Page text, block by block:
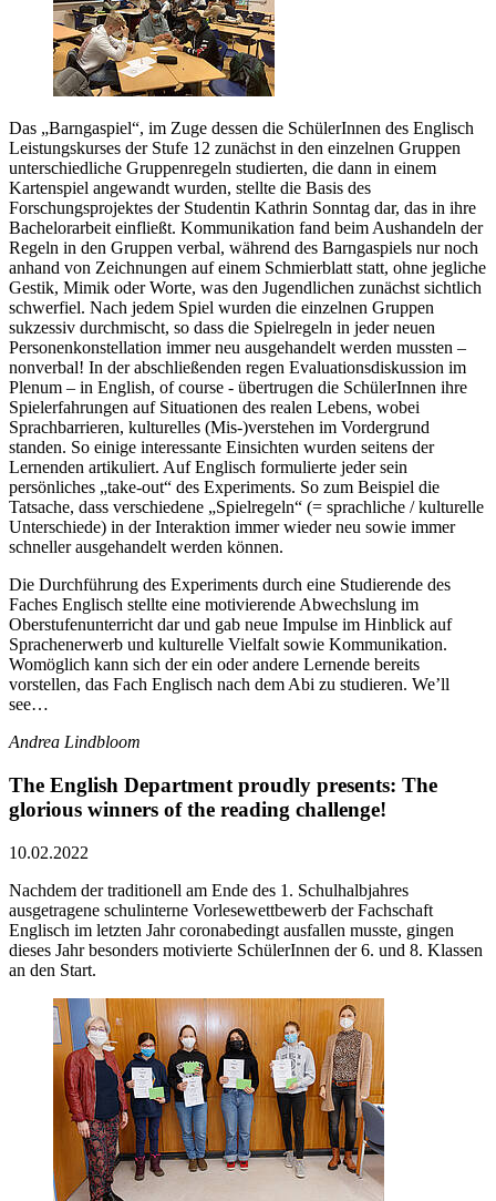
Das „Barngaspiel“, im Zuge dessen die SchülerInnen des Englisch
Leistungskurses der Stufe 12 zunächst in den einzelnen Gruppen
unterschiedliche Gruppenregeln studierten, die dann in einem
Kartenspiel angewandt wurden, stellte die Basis des
Forschungsprojektes der Studentin Kathrin Sonntag dar, das in ihre
Bachelorarbeit einfließt. Kommunikation fand beim Aushandeln der
Regeln in den Gruppen verbal, während des Barngaspiels nur noch
anhand von Zeichnungen auf einem Schmierblatt statt, ohne jegliche
Gestik, Mimik oder Worte, was den Jugendlichen zunächst sichtlich
schwerfiel. Nach jedem Spiel wurden die einzelnen Gruppen
sukzessiv durchmischt, so dass die Spielregeln in jeder neuen
Personenkonstellation immer neu ausgehandelt werden mussten –
nonverbal! In der abschließenden regen Evaluationsdiskussion im
Plenum – in English, of course - übertrugen die SchülerInnen ihre
Spielerfahrungen auf Situationen des realen Lebens, wobei
Sprachbarrieren, kulturelles (Mis-)verstehen im Vordergrund
standen. So einige interessante Einsichten wurden seitens der
Lernenden artikuliert. Auf Englisch formulierte jeder sein
persönliches „take-out“ des Experiments. So zum Beispiel die
Tatsache, dass verschiedene „Spielregeln“ (= sprachliche / kulturelle
Unterschiede) in der Interaktion immer wieder neu sowie immer
schneller ausgehandelt werden können.
Die Durchführung des Experiments durch eine Studierende des
Faches Englisch stellte eine motivierende Abwechslung im
Oberstufenunterricht dar und gab neue Impulse im Hinblick auf
Sprachenerwerb und kulturelle Vielfalt sowie Kommunikation.
Womöglich kann sich der ein oder andere Lernende bereits
vorstellen, das Fach Englisch nach dem Abi zu studieren. We’ll
see…
Andrea Lindbloom
The English Department proudly presents: The
glorious winners of the reading challenge!
10.02.2022
Nachdem der traditionell am Ende des 1. Schulhalbjahres
ausgetragene schulinterne Vorlesewettbewerb der Fachschaft
Englisch im letzten Jahr coronabedingt ausfallen musste, gingen
dieses Jahr besonders motivierte SchülerInnen der 6. und 8. Klassen
an den Start.